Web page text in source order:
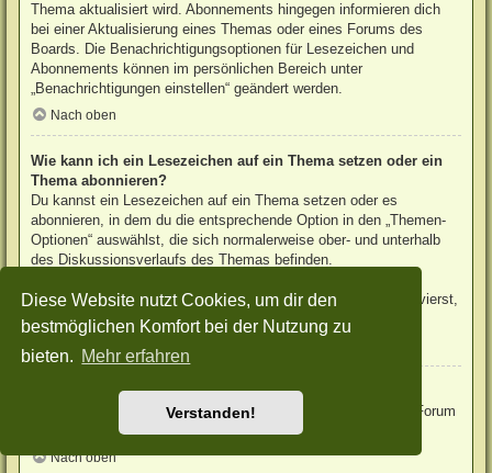
Diese Website nutzt Cookies, um dir den
bestmöglichen Komfort bei der Nutzung zu
bieten. Mehr erfahren
Verstanden!
Thema aktualisiert wird. Abonnements hingegen informieren dich
bei einer Aktualisierung eines Themas oder eines Forums des
Boards. Die Benachrichtigungsoptionen für Lesezeichen und
Abonnements können im persönlichen Bereich unter
„Benachrichtigungen einstellen“ geändert werden.
Nach oben
Wie kann ich ein Lesezeichen auf ein Thema setzen oder ein
Thema abonnieren?
Du kannst ein Lesezeichen auf ein Thema setzen oder es
abonnieren, in dem du die entsprechende Option in den „Themen-
Optionen“ auswählst, die sich normalerweise ober- und unterhalb
des Diskussionsverlaufs des Themas befinden.
benachrichtigen, sobald eine Antwort geschrieben wurde“ aktivierst,
wird das Thema ebenfalls für dich abonniert.
Nach oben
Wie kann ich ein Forum abonnieren?
Um ein Forum zu abonnieren, verwende im Forum den Link „Forum
abonnieren“, der sich meist am Ende der Seite befindet.
Nach oben